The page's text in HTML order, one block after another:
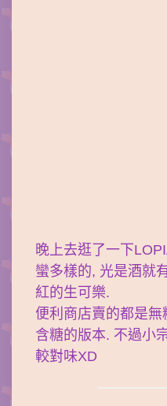
晚上去逛了一下
蠻多樣的, 光是酒就
紅的生可樂.
便利商店賣的都是
含糖的版本. 不過小
較對味XD